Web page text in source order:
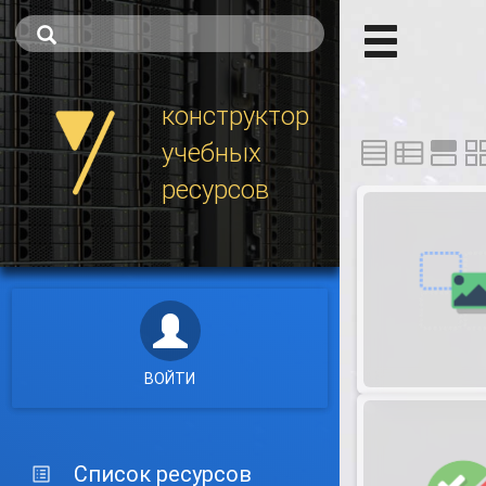
конструктор
учебных
ресурсов
ВОЙТИ
Список ресурсов